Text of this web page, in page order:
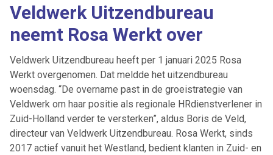
Veldwerk Uitzendbureau
neemt Rosa Werkt over
Veldwerk Uitzendbureau heeft per 1 januari 2025 Rosa
Werkt overgenomen. Dat meldde het uitzendbureau
woensdag. “De overname past in de groeistrategie van
Veldwerk om haar positie als regionale HRdienstverlener in
Zuid-Holland verder te versterken”, aldus Boris de Veld,
directeur van Veldwerk Uitzendbureau. Rosa Werkt, sinds
2017 actief vanuit het Westland, bedient klanten in Zuid- en